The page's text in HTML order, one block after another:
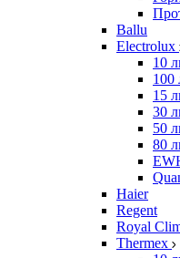
Ballu
Electrolux
10
100
15
30
50
80
Haier
Regent
Royal
Thermex